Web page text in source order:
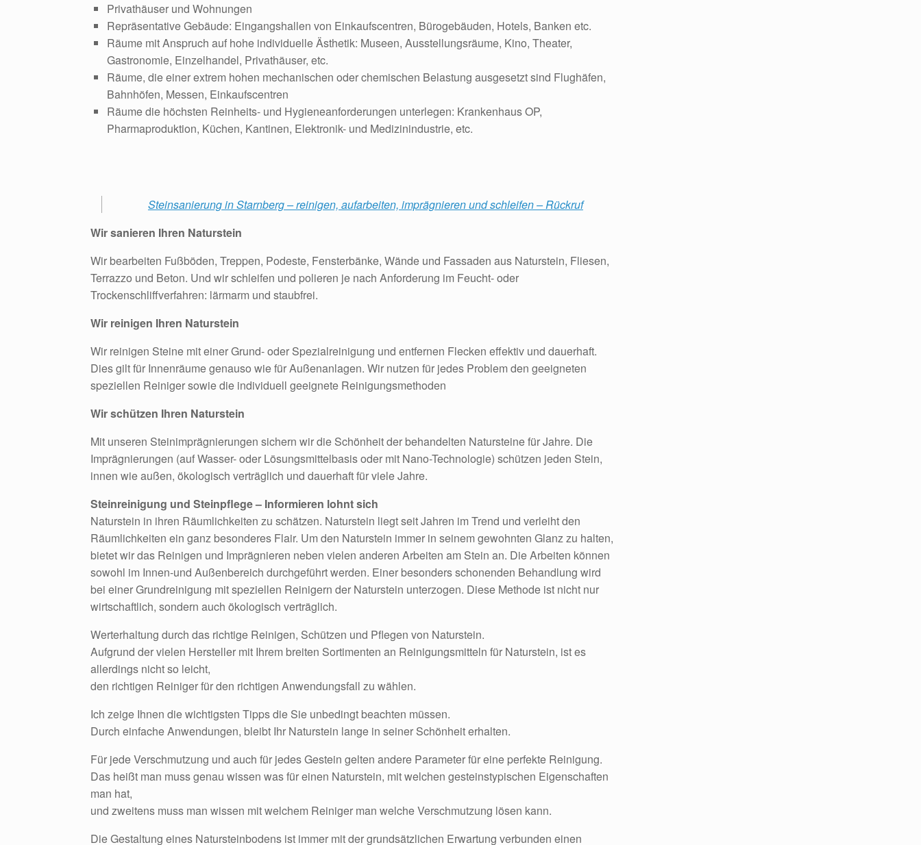
Privathäuser und Wohnungen
Repräsentative Gebäude: Eingangshallen von Einkaufscentren, Bürogebäuden, Hotels, Banken etc.
Räume mit Anspruch auf hohe individuelle Ästhetik: Museen, Ausstellungsräume, Kino, Theater,
Gastronomie, Einzelhandel, Privathäuser, etc.
Räume, die einer extrem hohen mechanischen oder chemischen Belastung ausgesetzt sind Flughäfen,
Bahnhöfen, Messen, Einkaufscentren
Räume die höchsten Reinheits- und Hygieneanforderungen unterlegen: Krankenhaus OP,
Pharmaproduktion, Küchen, Kantinen, Elektronik- und Medizinindustrie, etc.
Steinsanierung in Starnberg – reinigen, aufarbeiten, imprägnieren und schleifen – Rückruf
Wir sanieren Ihren Naturstein
Wir bearbeiten Fußböden, Treppen, Podeste, Fensterbänke, Wände und Fassaden aus Naturstein, Fliesen,
Terrazzo und Beton. Und wir schleifen und polieren je nach Anforderung im Feucht- oder
Trockenschliffverfahren: lärmarm und staubfrei.
Wir reinigen Ihren Naturstein
Wir reinigen Steine mit einer Grund- oder Spezialreinigung und entfernen Flecken effektiv und dauerhaft.
Dies gilt für Innenräume genauso wie für Außenanlagen. Wir nutzen für jedes Problem den geeigneten
speziellen Reiniger sowie die individuell geeignete Reinigungsmethoden
Wir schützen Ihren Naturstein
Mit unseren Steinimprägnierungen sichern wir die Schönheit der behandelten Natursteine für Jahre. Die
Imprägnierungen (auf Wasser- oder Lösungsmittelbasis oder mit Nano-Technologie) schützen jeden Stein,
innen wie außen, ökologisch verträglich und dauerhaft für viele Jahre.
Steinreinigung und Steinpflege – Informieren lohnt sich
Naturstein in ihren Räumlichkeiten zu schätzen. Naturstein liegt seit Jahren im Trend und verleiht den
Räumlichkeiten ein ganz besonderes Flair. Um den Naturstein immer in seinem gewohnten Glanz zu halten,
bietet wir das Reinigen und Imprägnieren neben vielen anderen Arbeiten am Stein an. Die Arbeiten können
sowohl im Innen-und Außenbereich durchgeführt werden. Einer besonders schonenden Behandlung wird
bei einer Grundreinigung mit speziellen Reinigern der Naturstein unterzogen. Diese Methode ist nicht nur
wirtschaftlich, sondern auch ökologisch verträglich.
Werterhaltung durch das richtige Reinigen, Schützen und Pflegen von Naturstein.
Aufgrund der vielen Hersteller mit Ihrem breiten Sortimenten an Reinigungsmitteln für Naturstein, ist es
allerdings nicht so leicht,
den richtigen Reiniger für den richtigen Anwendungsfall zu wählen.
Ich zeige Ihnen die wichtigsten Tipps die Sie unbedingt beachten müssen.
Durch einfache Anwendungen, bleibt Ihr Naturstein lange in seiner Schönheit erhalten.
Für jede Verschmutzung und auch für jedes Gestein gelten andere Parameter für eine perfekte Reinigung.
Das heißt man muss genau wissen was für einen Naturstein, mit welchen gesteinstypischen Eigenschaften
man hat,
und zweitens muss man wissen mit welchem Reiniger man welche Verschmutzung lösen kann.
Die Gestaltung eines Natursteinbodens ist immer mit der grundsätzlichen Erwartung verbunden einen